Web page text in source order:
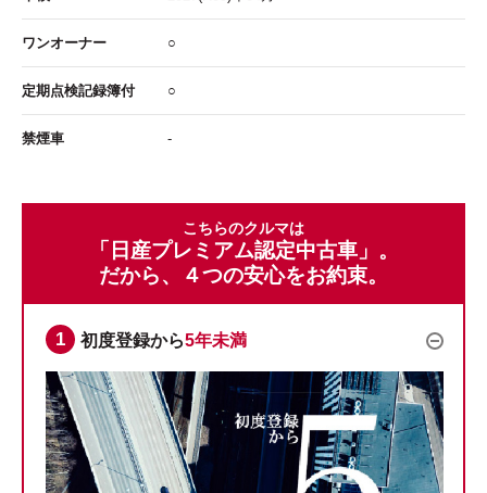
ワンオーナー ○
定期点検記録簿付 ○
禁煙車 -
こちらのクルマは
「日産プレミアム認定中古車」。
だから、４つの安心をお約束。
初度登録から5年未満